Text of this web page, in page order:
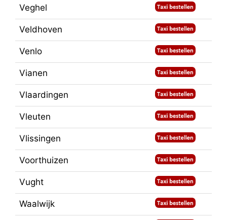
Veghel
Veldhoven
Venlo
Vianen
Vlaardingen
Vleuten
Vlissingen
Voorthuizen
Vught
Waalwijk